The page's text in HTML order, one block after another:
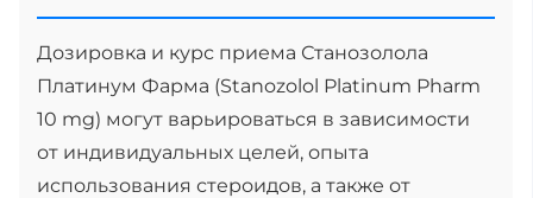
Дозировка и курс приема Станозолола
Платинум Фарма (Stanozolol Platinum Pharm
10 mg) могут варьироваться в зависимости
от индивидуальных целей, опыта
использования стероидов, а также от